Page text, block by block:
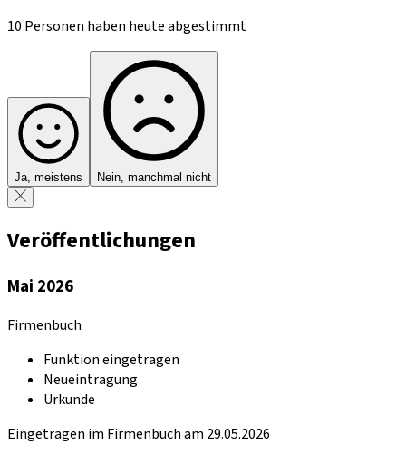
10 Personen haben heute abgestimmt
Ja, meistens Nein, manchmal nicht
Veröffentlichungen
Mai 2026
Firmenbuch
Funktion eingetragen
Neueintragung
Urkunde
Eingetragen im Firmenbuch am 29.05.2026